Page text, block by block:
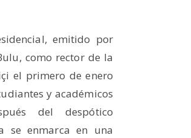
emitido por
como rector de la
el primero de enero
y académicos
del despótico
se enmarca en una